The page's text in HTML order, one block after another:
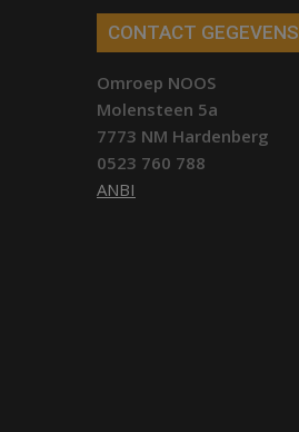
CONTACT GEGEVENS
Omroep NOOS
Molensteen 5a
7773 NM Hardenberg
0523 760 788
ANBI